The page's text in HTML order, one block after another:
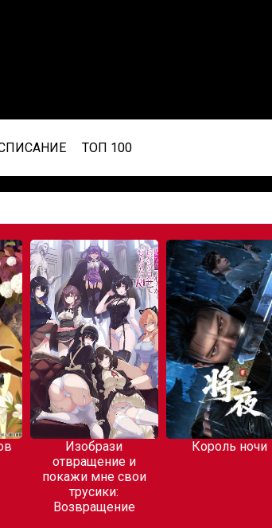
ТОП 100
Изобрази
отвращение и
покажи мне свои
трусики:
Возвращение
Король ночи